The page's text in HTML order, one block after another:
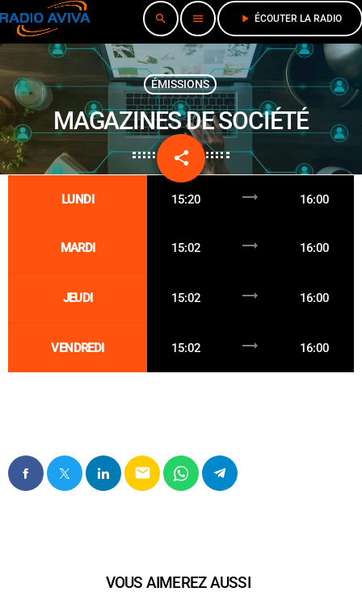
search menu play_arrow ÉCOUTER LA RADIO
ÉMISSIONS
MAGAZINES DE SOCIÉTÉ
share
email
LUNDI 15:20 trending_flat 16:00
MARDI 15:02 trending_flat 16:00
JEUDI 15:02 trending_flat 16:00
VENDREDI 15:02 trending_flat 16:00
email
VOUS AIMEREZ AUSSI